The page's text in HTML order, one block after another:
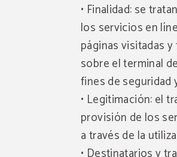
• Finalidad: se
los servicios en
páginas visitadas
sobre el terminal
fines de seguridad
• Legitimación: el
provisión de los
a través de la